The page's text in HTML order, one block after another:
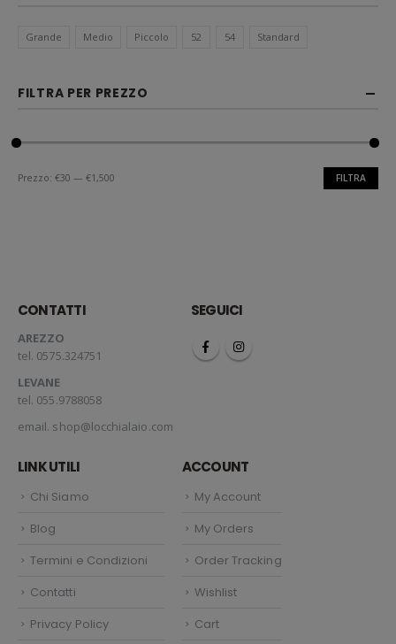
Grande Medio Piccolo 52 54 Standard
FILTRA PER PREZZO
FILTRA
Prezzo: €30 — €1,500
CONTATTI
AREZZO
tel. 0575.324751
LEVANE
tel. 055.9788058
email. shop@locchialaio.com
SEGUICI
LINK UTILI
Chi Siamo
Blog
Termini e Condizioni
Contatti
Privacy Policy
ACCOUNT
My Account
My Orders
Order Tracking
Wishlist
Cart